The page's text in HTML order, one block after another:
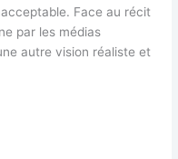
Face au récit
par les médias
autre vision réaliste et